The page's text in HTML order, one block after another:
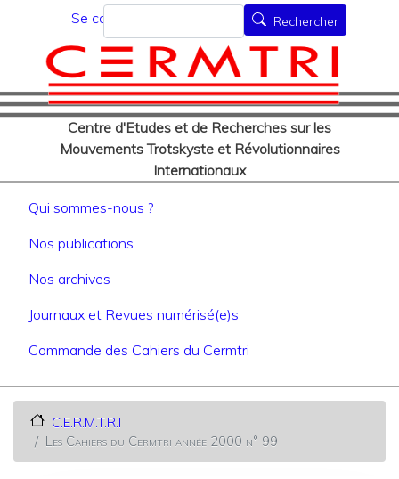
au
contenu
principal
Menu du compte de
Se connecter
Centre d'Etudes et de Recherches sur les
Mouvements Trotskyste et Révolutionnaires
Internationaux
Rechercher Rechercher
Navigation principale
Qui sommes-nous ?
Nos publications
Nos archives
Journaux et Revues numérisé(e)s
Commande des Cahiers du Cermtri
C.E.R.M.T.R.I
Les Cahiers du Cermtri année 2000 n° 99